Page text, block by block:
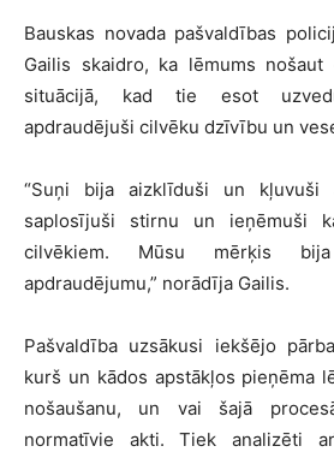
Bauskas novada pašvaldības
Gailis skaidro, ka lēmums nošaut
situācijā, kad tie esot
apdraudējuši cilvēku dzīvību un
“Suņi bija aizklīduši un
saplosījuši stirnu un ieņēmuši
cilvēkiem. Mūsu mērķis
apdraudējumu,” norādīja Gailis.
Pašvaldība uzsākusi iekšējo
kurš un kādos apstākļos pieņēma
nošaušanu, un vai šajā
normatīvie akti. Tiek analizēti